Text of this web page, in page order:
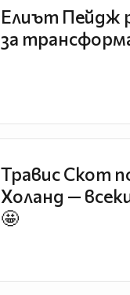
Елиът Пейдж
за
Травис Скот
Холанд —
🤩